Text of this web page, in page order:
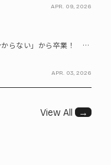
APR. 09, 2026
「何が分からないか、分からない」から卒業！ SBIネオトレード証券で学ぶ、はじめての資産形成
APR. 03, 2026
View All →